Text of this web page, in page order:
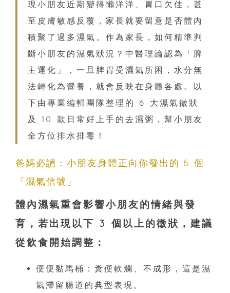
現小朋友近期變得懶洋洋、胃口欠佳，甚
至皮膚敏感反覆，家長就要留意是否體內
積聚了過多濕氣。作為家長，如何精準判
斷小朋友的濕氣狀況？中醫理論認為「脾
主運化」，一旦脾胃受濕氣所困，水分無
法轉化為營養，就會反映在身體各處。以
下由專業編輯團隊整理的 6 大濕氣徵狀
及 10 款日常好上手的去濕粥，幫小朋友
全方位排水排毒！
爸媽必讀：小朋友身體正向你發出的 6 個
「濕氣信號」
體內濕氣重會影響小朋友的情緒與發
育，若出現以下 3 個以上的徵狀，建議
從飲食開始調整：
便便黏馬桶：糞便軟爛、不成形，這是濕
氣滯留腸道的典型表現。